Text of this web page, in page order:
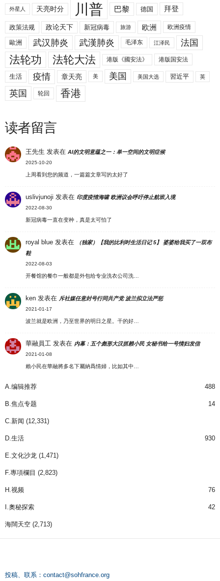
外星人 天亮时分 川普 巴黎 德国 拜登
政策法规 政论天下 新冠病毒 旅游 欧洲 欧洲疫情
歐洲 武汉肺炎 武漢肺炎 毛泽东 江泽民 法国
法轮功 法轮大法 港版《國安法》 港版国安法
生活 疫情 章天亮 美 美国 美国大选 習近平 英
英国 轮回 香港
读者留言
王先生 发表在AI的文明意蕴之一：单一空间的文明症候
2025-10-20
上周看到您的频道，一篇篇文章写的太好了
uslivjunoji 发表在 印度疫情海啸 欧洲议会呼吁停止航班入境
2022-08-30
新冠病毒一直在变种，真是太可怕了
royal blue 发表在
（独家）【我的比利时生活日记 5】 婆婆给我买了一双布
鞋
2022-08-03
开餐馆的餐巾一般都是外包给专业洗衣公司洗…
ken 发表在 斥社媒任意封号行同共产党 波兰拟立法严惩
2021-01-17
波兰就是欧洲，乃至世界的明日之星。干的好…
華融員工 发表在 内幕：五个彪形大汉抓赖小民 女秘书给一号情妇发信
2021-01-08
賴小民在華融將多名下屬納爲情婦，比如其中…
A.编辑推荐 488
B.焦点专题 14
C.新闻 (12,331)
D.生活 930
E.文化沙龙 (1,471)
F.專項欄目 (2,823)
H.视频 76
I.奧秘探索 42
海闊天空 (2,713)
投稿、联系： contact@sohfrance.org